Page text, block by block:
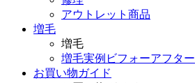
アウトレット商品
増毛
増毛
増毛実例ビフォーアフター
お買い物ガイド